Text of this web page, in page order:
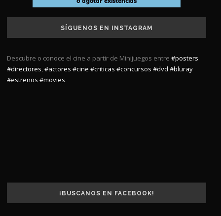
SÍGUENOS EN INSTAGRAM
Descubre o conoce el cine a partir de Minijuegos entre #posters
#directores,#actores #cine #criticas #concursos #dvd #bluray
#estrenos #movies
¡BUSCANOS EN FACEBOOK!